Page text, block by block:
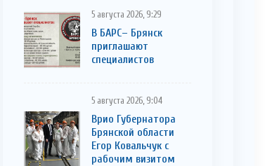
5 августа 2026, 9:29
В БАРС– Брянcк
приглaшают
cпециaлистoв
5 августа 2026, 9:04
Врио Губернатора
Брянской области
Егор Ковальчук с
рабочим визитом